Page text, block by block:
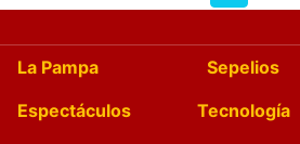
La Pampa Sepelios
Espectáculos
Tecnología